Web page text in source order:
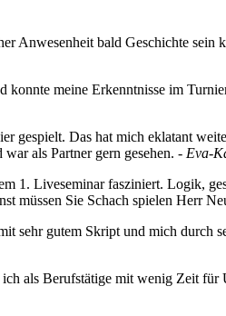
bald Geschichte sein
meine Erkenntnisse im
gespielt. Das hat mich eklatant
als Partner gern gesehen. - Eva-
1. Liveseminar fasziniert. Logik,
müssen Sie Schach spielen Herr
sehr gutem Skript und mich durch
als Berufstätige mit wenig Zeit